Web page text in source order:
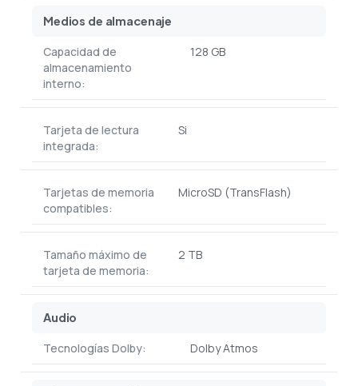
Medios de almacenaje
Capacidad de
almacenamiento
interno:
128 GB
Tarjeta de lectura
integrada:
Si
Tarjetas de memoria
compatibles:
MicroSD (TransFlash)
Tamaño máximo de
tarjeta de memoria:
2 TB
Audio
Tecnologías Dolby: Dolby Atmos